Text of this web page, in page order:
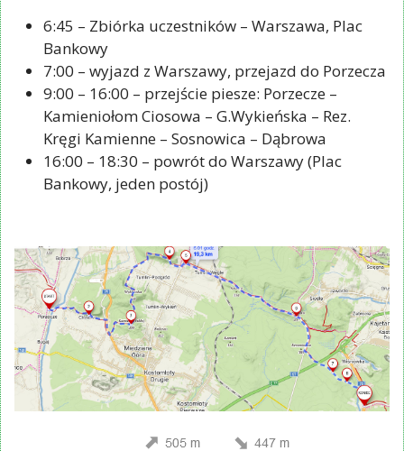
6:45 – Zbiórka uczestników – Warszawa, Plac
Bankowy
7:00 – wyjazd z Warszawy, przejazd do Porzecza
9:00 – 16:00 – przejście piesze: Porzecze –
Kamieniołom Ciosowa – G.Wykieńska – Rez.
Kręgi Kamienne – Sosnowica – Dąbrowa
16:00 – 18:30 – powrót do Warszawy (Plac
Bankowy, jeden postój)